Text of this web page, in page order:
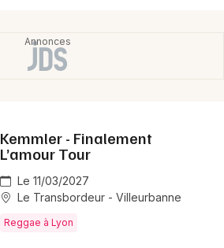
Kemmler - Finalement
L’amour Tour
Le 11/03/2027
Le Transbordeur - Villeurbanne
Reggae à Lyon